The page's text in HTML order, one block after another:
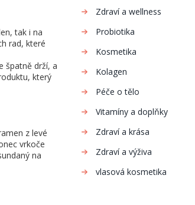
tak i na
rad, které
špatně drží, a
který
z levé
vrkoče
na
Zdraví a wellness
Probiotika
Kosmetika
Kolagen
Péče o tělo
Vitamíny a doplňky
Zdraví a krása
Zdraví a výživa
vlasová kosmetika